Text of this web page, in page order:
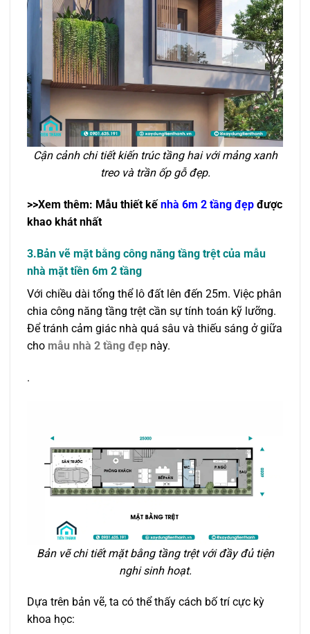
Cận cảnh chi tiết kiến trúc tầng hai với mảng xanh
treo và trần ốp gỗ đẹp.
>>Xem thêm: Mẫu thiết kế nhà 6m 2 tầng đẹp được
khao khát nhất
3.Bản vẽ mặt bằng công năng tầng trệt của mẫu
nhà mặt tiền 6m 2 tầng
Với chiều dài tổng thể lô đất lên đến 25m. Việc phân
chia công năng tầng trệt cần sự tính toán kỹ lưỡng.
Để tránh cảm giác nhà quá sâu và thiếu sáng ở giữa
cho mẫu nhà 2 tầng đẹp này.
.
Bản vẽ chi tiết mặt bằng tầng trệt với đầy đủ tiện
nghi sinh hoạt.
Dựa trên bản vẽ, ta có thể thấy cách bố trí cực kỳ
khoa học: